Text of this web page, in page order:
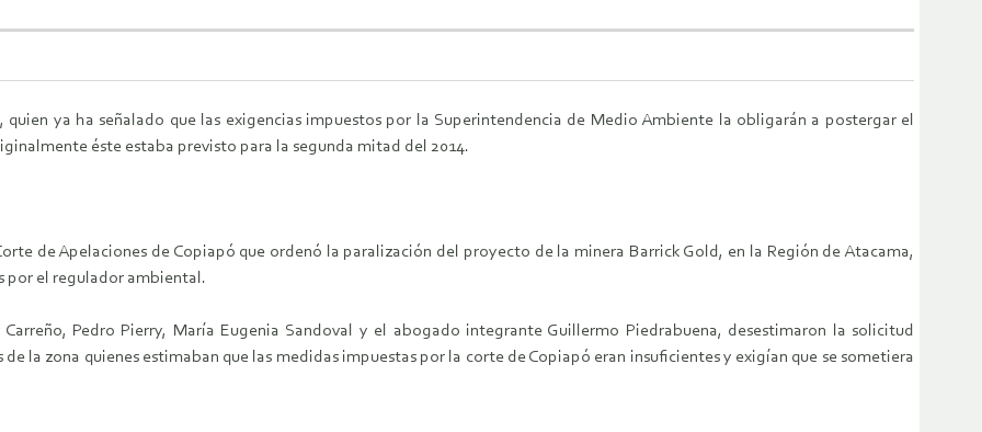
ya ha señalado que las exigencias impuestos por la Superintendencia de Medio Ambiente la obligarán a postergar el
éste estaba previsto para la segunda mitad del 2014.
de Apelaciones de Copiapó que ordenó la paralización del proyecto de la minera Barrick Gold, en la Región de Atacama,
por el regulador ambiental.
Pedro Pierry, María Eugenia Sandoval y el abogado integrante Guillermo Piedrabuena, desestimaron la solicitud
la zona quienes estimaban que las medidas impuestas por la corte de Copiapó eran insuficientes y exigían que se sometiera